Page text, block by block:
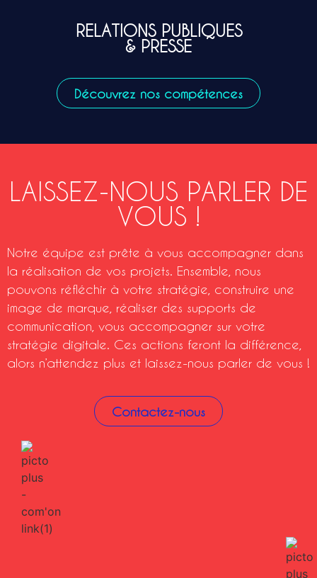
RELATIONS PUBLIQUES
& PRESSE
Découvrez nos compétences
LAISSEZ-NOUS PARLER DE
VOUS !
Notre équipe est prête à vous accompagner dans
la réalisation de vos projets. Ensemble, nous
pouvons réfléchir à votre stratégie, construire une
image de marque, réaliser des supports de
communication, vous accompagner sur votre
stratégie digitale. Ces actions feront la différence,
alors n’attendez plus et laissez-nous parler de vous !
Contactez-nous